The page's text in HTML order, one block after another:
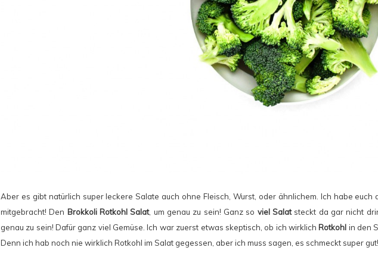
Aber es gibt natürlich super leckere Salate auch ohne Fleisch, Wurst, oder ähnlichem. Ich habe euch
mitgebracht! Den Brokkoli Rotkohl Salat, um genau zu sein! Ganz so viel Salatsteckt da gar nicht
genau zu sein! Dafür ganz viel Gemüse. Ich war zuerst etwas skeptisch, ob ich wirklich Rotkohl in den
Denn ich hab noch nie wirklich Rotkohl im Salat gegessen, aber ich muss sagen, es schmeckt super gut!